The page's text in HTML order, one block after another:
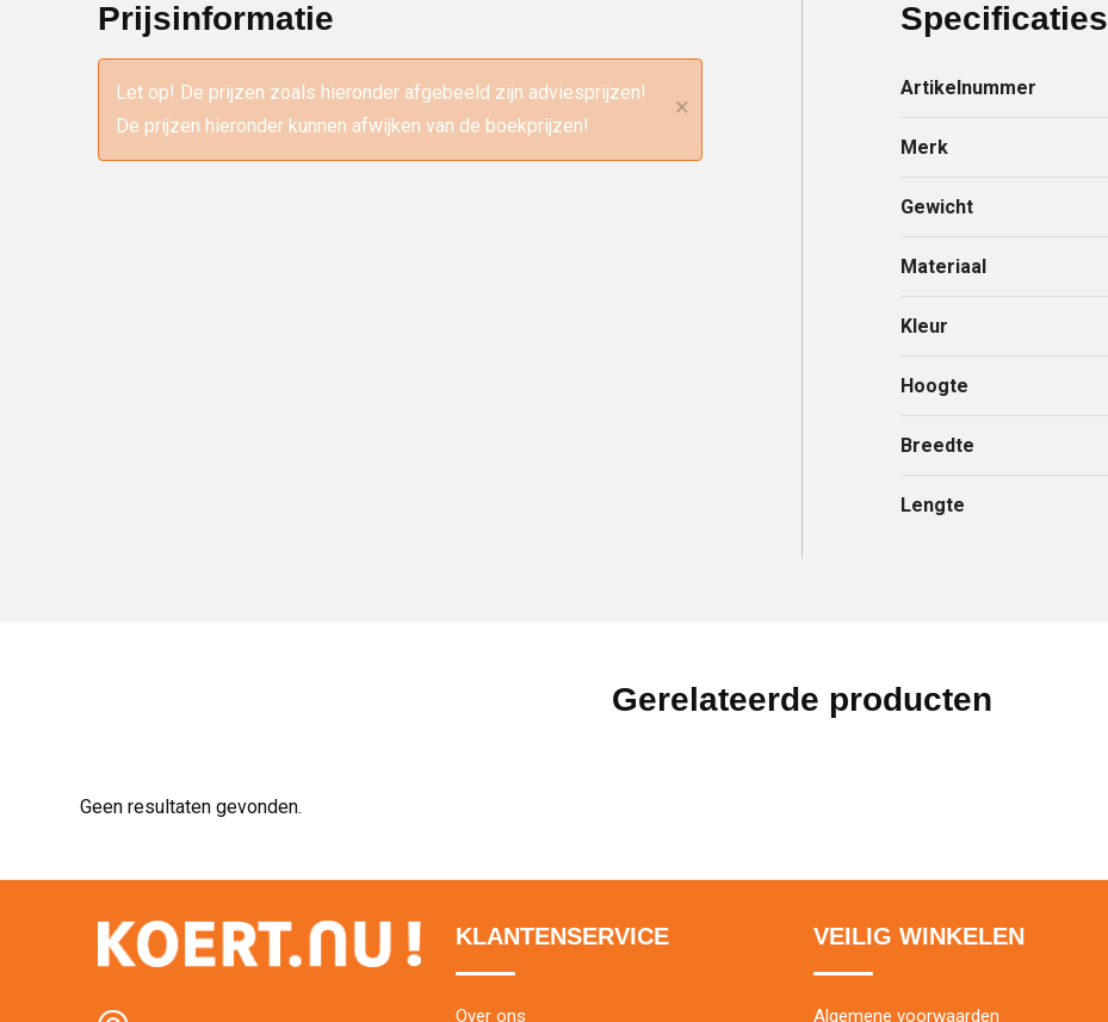
Prijsinformatie
Let op! De prijzen zoals hieronder afgebeeld zijn adviesprijzen!
De prijzen hieronder kunnen afwijken van de boekprijzen!
×
Specificaties
Artikelnummer
Merk
Gewicht
Materiaal
Kleur
Hoogte
Breedte
Lengte
Gerelateerde producten
Geen resultaten gevonden.
KLANTENSERVICE
Over ons
VEILIG WINKELEN
Algemene voorwaarden